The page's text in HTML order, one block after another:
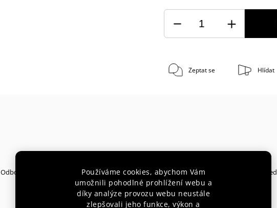
Používáme cookies, abychom Vám
umožnili pohodlné prohlížení webu a
díky analýze provozu webu neustále
zlepšovali jeho funkce, výkon a
Zeptat se Hlídat
30 let s Vámi
Odborné poradenství pro začátečníky i
profesionály
Doprava zdarma
při nákupu nad 1 900 Kč do váhy